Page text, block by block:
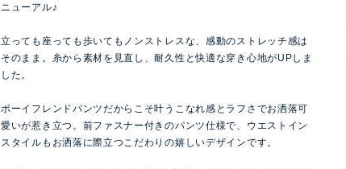
ニューアル♪
立っても座っても歩いてもノンストレスな、感動のストレッチ感は
そのまま。糸から素材を見直し、耐久性と快適な穿き心地がUPしま
した。
ボーイフレンドパンツだからこそ叶うこなれ感とラフさでお洒落可
愛いが惹き立つ。前ファスナー付きのパンツ仕様で、ウエストイン
スタイルもお洒落に際立つこだわりの嬉しいデザインです。